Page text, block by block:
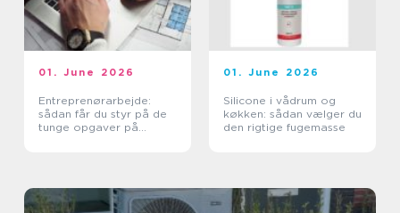
01. June 2026
Entreprenørarbejde:
sådan får du styr på de
tunge opgaver på
01. June 2026
Silicone i vådrum og
køkken: sådan vælger du
den rigtige fugemasse